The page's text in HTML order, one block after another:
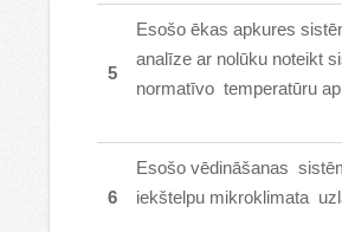
5
Esošo ēkas apkures
analīze ar nolūku noteikt
normatīvo temperatūru
6
Esošo vēdināšanas
iekštelpu mikroklimata